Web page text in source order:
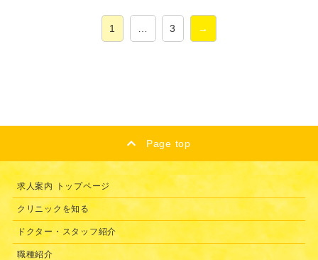
1 … 3 →
Page top
求人案内 トップページ
クリニックを知る
ドクター・スタッフ紹介
職種紹介